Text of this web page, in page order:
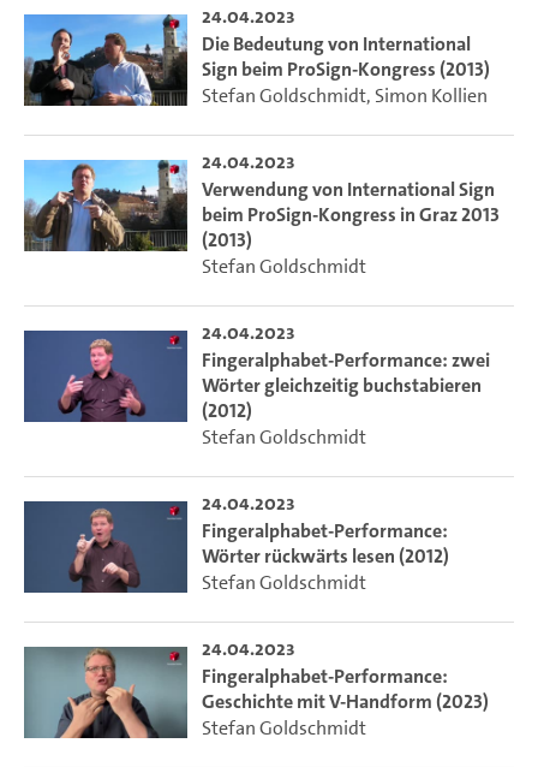
24.04.2023
Die Bedeutung von International
Sign beim ProSign-Kongress (2013)
Stefan Goldschmidt, Simon Kollien
24.04.2023
Verwendung von International Sign
beim ProSign-Kongress in Graz 2013
(2013)
Stefan Goldschmidt
24.04.2023
Fingeralphabet-Performance: zwei
Wörter gleichzeitig buchstabieren
(2012)
Stefan Goldschmidt
24.04.2023
Fingeralphabet-Performance:
Wörter rückwärts lesen (2012)
Stefan Goldschmidt
24.04.2023
Fingeralphabet-Performance:
Geschichte mit V-Handform (2023)
Stefan Goldschmidt